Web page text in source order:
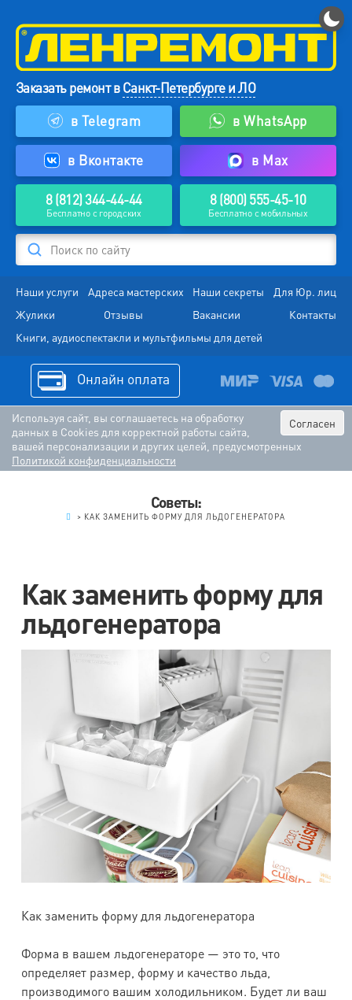
Заказать ремонт вСанкт-Петербурге и ЛО
в Telegram
в WhatsApp
в Вконтакте в Max
8 (812) 344-44-44
Бесплатно с городских
8 (800) 555-45-10
Бесплатно с мобильных
Поиск по сайту
Наши услуги Адреса мастерских Наши секреты
Для Юр. лиц
Жулики
Отзывы Вакансии
Контакты
Книги, аудиоспектакли и мультфильмы для детей
Онлайн оплата
Согласен
Используя сайт, вы соглашаетесь на обработку
данных в Cookies для корректной работы сайта,
вашей персонализации и других целей, предусмотренных
Политикой конфиденциальности
Советы:
> КАК ЗАМЕНИТЬ ФОРМУ ДЛЯ ЛЬДОГЕНЕРАТОРА
Как заменить форму для
льдогенератора
Как заменить форму для льдогенератора
Форма в вашем льдогенераторе — это то, что
определяет размер, форму и качество льда,
производимого вашим холодильником. Будет ли ваш